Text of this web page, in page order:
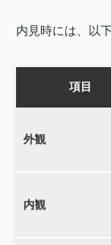
内見時には、以
項目
外観
内観